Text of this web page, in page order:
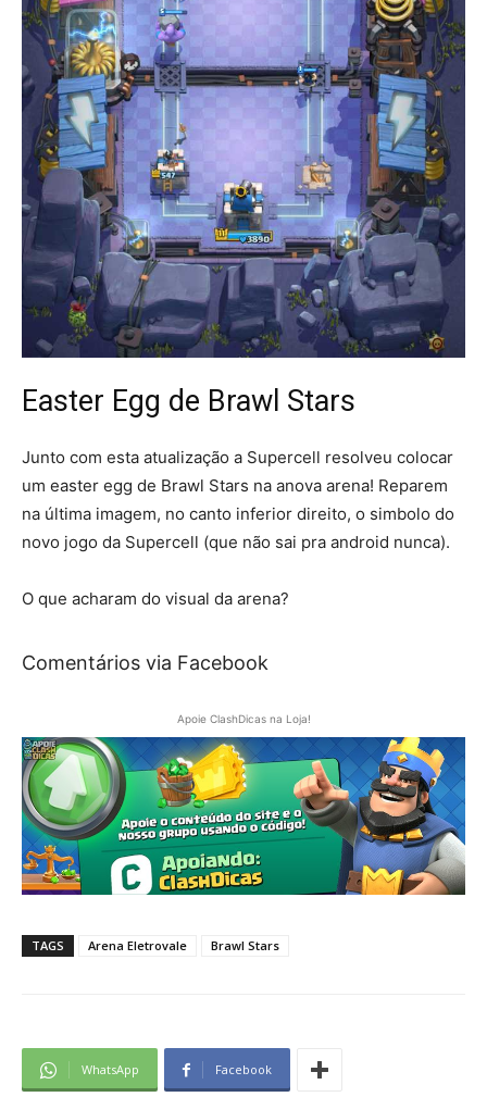
Easter Egg de Brawl Stars
Junto com esta atualização a Supercell resolveu colocar
um easter egg de Brawl Stars na anova arena! Reparem
na última imagem, no canto inferior direito, o simbolo do
novo jogo da Supercell (que não sai pra android nunca).
O que acharam do visual da arena?
Comentários via Facebook
Apoie ClashDicas na Loja!
TAGS Arena Eletrovale Brawl Stars
WhatsApp Facebook